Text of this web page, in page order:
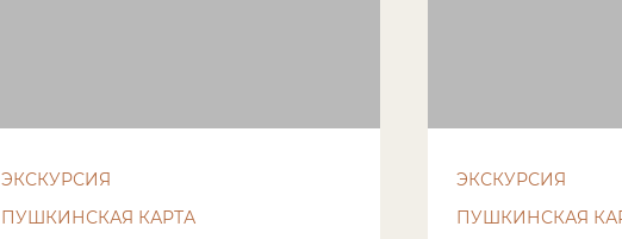
ЭКСКУРСИЯ
ПУШКИНСКАЯ КАРТА
ЭКСКУРСИЯ
ПУШКИНСКАЯ